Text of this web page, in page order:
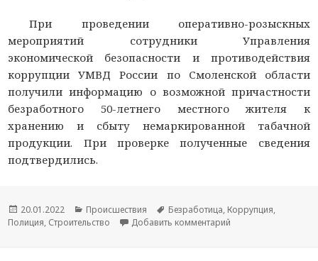
При проведении оперативно-розыскных
мероприятий сотрудники Управления
экономической безопасности и противодействия
коррупции УМВД России по Смоленской области
получили информацию о возможной причастности
безработного 50-летнего местного жителя к
хранению и сбыту немаркированной табачной
продукции. При проверке полученные сведения
подтвердились.
Опубликовано
20.01.2022 Рубрики
Происшествия Метки
Безработица, Коррупция,
Полиция, Строительство Добавить комментарий